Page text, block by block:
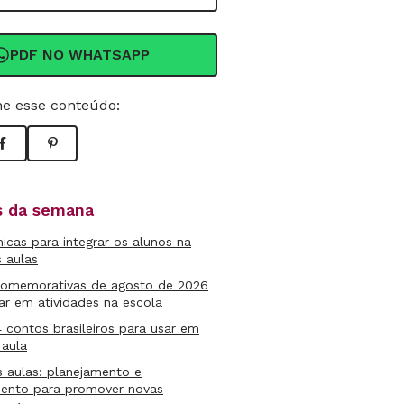
PDF NO WHATSAPP
esse conteúdo:
da semana
para integrar os alunos na
aulas
de agosto de 2026
em atividades na escola
contos brasileiros para usar em
aulas: planejamento e
para promover novas